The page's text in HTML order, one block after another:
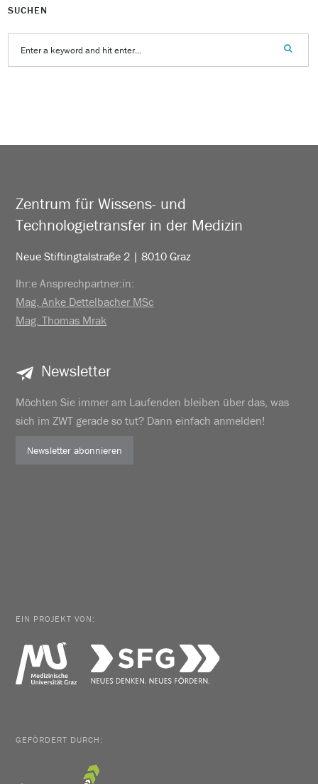
SUCHEN
Zentrum für Wissens- und
Technologietransfer in der Medizin
Neue Stiftingtalstraße 2 | 8010 Graz
Ihr:e Ansprechpartner:in:
Mag. Anke Dettelbacher MSc
Mag. Thomas Mrak
Newsletter
Möchten Sie immer am Laufenden bleiben über das, was
sich im ZWT gerade so tut? Dann einfach anmelden!
Newsletter abonnieren
EIN PROJEKT VON:
GEFÖRDERT DURCH: